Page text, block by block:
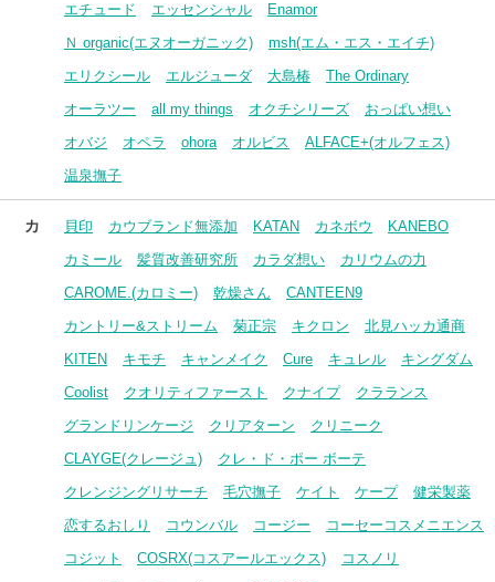
エチュード
エッセンシャル
Enamor
Ｎ organic(エヌオーガニック)
msh(エム・エス・エイチ)
エリクシール
エルジューダ 大島椿
The Ordinary
オーラツー
all my things オクチシリーズ
おっぱい想い
オバジ
オペラ ohora オルビス
ALFACE+(オルフェス)
温泉撫子
カ 貝印 カウブランド無添加 KATAN カネボウ
KANEBO
カミール
髪質改善研究所 カラダ想い
カリウムの力
CAROME.(カロミー)
乾燥さん
CANTEEN9
カントリー&ストリーム
菊正宗 キクロン
北見ハッカ通商
KITEN
キモチ キャンメイク Cure キュレル
キングダム
Coolist
クオリティファースト クナイプ
クラランス
グランドリンケージ
クリアターン
クリニーク
CLAYGE(クレージュ)
クレ・ド・ポー ボーテ
クレンジングリサーチ
毛穴撫子 ケイト ケープ
健栄製薬
恋するおしり
コウンバル コージー
コーセーコスメニエンス
コジット
COSRX(コスアールエックス)
コスノリ